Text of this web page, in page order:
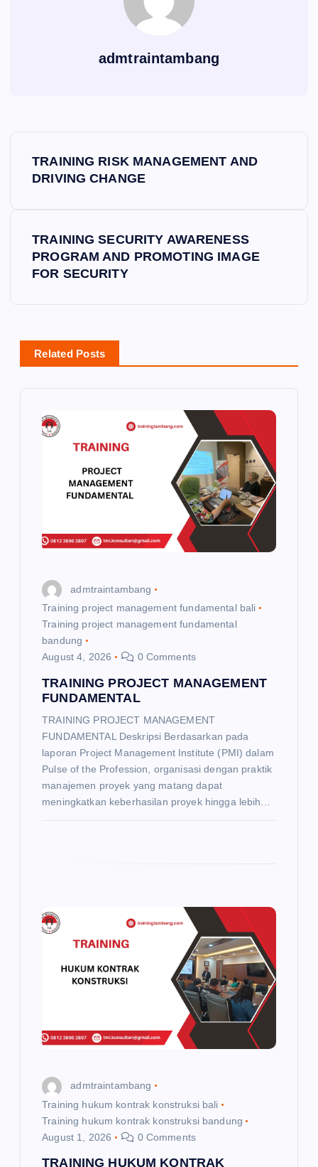
admtraintambang
TRAINING RISK MANAGEMENT AND
DRIVING CHANGE
TRAINING SECURITY AWARENESS
PROGRAM AND PROMOTING IMAGE
FOR SECURITY
Related Posts
admtraintambang
Training project management fundamental bali
Training project management fundamental
bandung
August 4, 2026
0 Comments
TRAINING PROJECT MANAGEMENT
FUNDAMENTAL
TRAINING PROJECT MANAGEMENT
FUNDAMENTAL Deskripsi Berdasarkan pada
laporan Project Management Institute (PMI) dalam
Pulse of the Profession, organisasi dengan praktik
manajemen proyek yang matang dapat
meningkatkan keberhasilan proyek hingga lebih…
admtraintambang
Training hukum kontrak konstruksi bali
Training hukum kontrak konstruksi bandung
August 1, 2026
0 Comments
TRAINING HUKUM KONTRAK